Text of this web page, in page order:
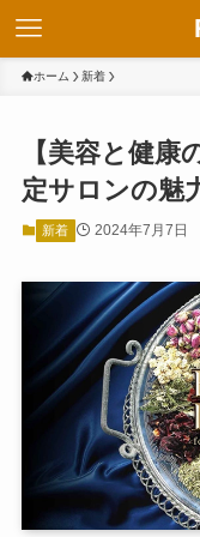
ホーム 新着
【美容と健
定サロンの魅
新着 2024年7月7日